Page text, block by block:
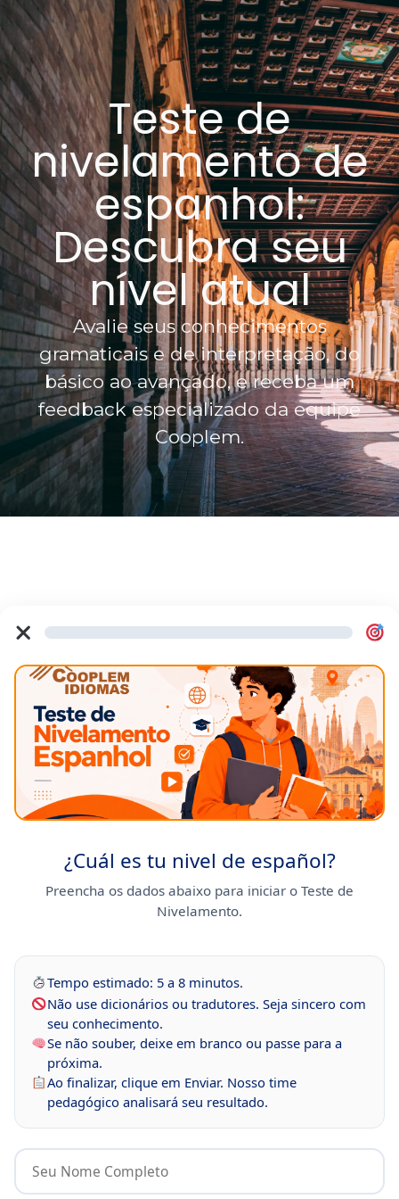
Teste de
nivelamento de
espanhol:
Descubra seu
nível atual
Avalie seus conhecimentos
gramaticais e de interpretação, do
básico ao avançado, e receba um
feedback especializado da equipe
Cooplem.
¿Cuál es tu nivel de español?
Preencha os dados abaixo para iniciar o Teste de
Nivelamento.
Tempo estimado: 5 a 8 minutos.
Não use dicionários ou tradutores. Seja sincero com
seu conhecimento.
Se não souber, deixe em branco ou passe para a
próxima.
Ao finalizar, clique em Enviar. Nosso time
pedagógico analisará seu resultado.